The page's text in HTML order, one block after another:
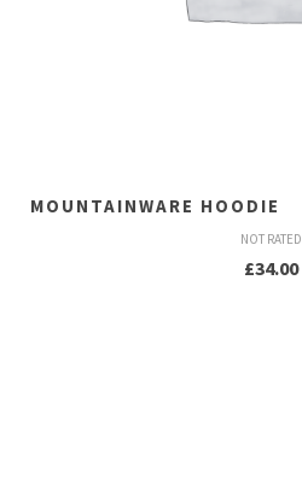
MOUNTAINWARE HOODIE
NOT RATED
£34.00